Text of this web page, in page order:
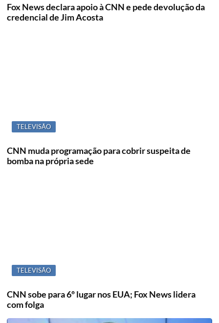
Fox News declara apoio à CNN e pede devolução da
credencial de Jim Acosta
TELEVISÃO
CNN muda programação para cobrir suspeita de
bomba na própria sede
TELEVISÃO
CNN sobe para 6º lugar nos EUA; Fox News lidera
com folga